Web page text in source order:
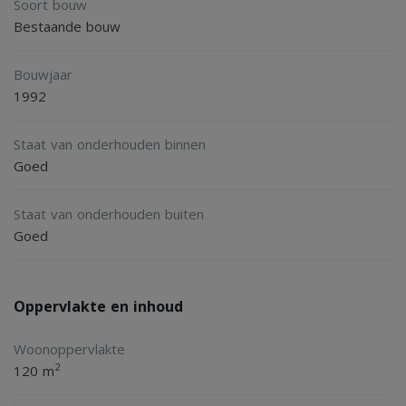
- No guarantors, the tenant must meet the income
- Smoking not allowed
- Tenancy agreements subject to owner’s consent
- Measurements not conform NEN 2580
Gas/Electricity/Water, TV/Internet and local Taxes.
Soort bouw
Bestaande bouw
Bouwjaar
1992
Staat van onderhouden binnen
Goed
Staat van onderhouden buiten
Goed
Oppervlakte en inhoud
Woonoppervlakte
120 m2